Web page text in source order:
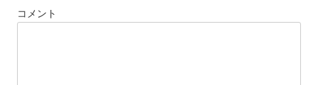
コメント